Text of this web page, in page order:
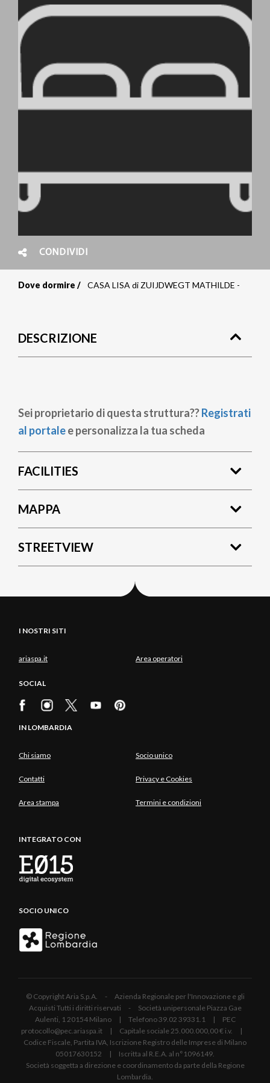
CONDIVIDI
pane
Dove dormire CASA LISA di ZUIJDWEGT MATHILDE -
DESCRIZIONE
Sei proprietario di questa struttura??Registrati
al portalee personalizza la tua scheda
FACILITIES
MAPPA
STREETVIEW
I NOSTRI SITI
ariaspa.it Area operatori
SOCIAL
IN LOMBARDIA
Chi siamo Socio unico
Contatti Privacy e Cookies
Area stampa Termini e condizioni
INTEGRATO CON
SOCIO UNICO
© Copyright Aria S.p.A. - Azienda Regionale per l'Innovazione e gli
Acquisti Tutti i diritti riservati - Società unipersonale Piazza Gae
Aulenti, 1 20154 Milano | Telefono 39.02 39331.1 | PEC
protocollo@pec.ariaspa.it | Capitale sociale 25.000.000,00 € i.v. |
Codice Fiscale, Partita IVA, Iscrizione Registro delle Imprese di Milano
05017630152 | Iscritta al R.E.A. al n°1096149.
Società soggetta a direzione e coordinamento da parte della Regione
Lombardia.